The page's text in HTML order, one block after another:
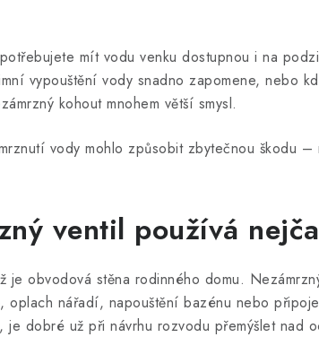
mít vodu venku dostupnou i na
vypouštění vody snadno zapomene, nebo
kohout mnohem větší smysl.
vody mohlo způsobit zbytečnou škodu
ventil používá
je obvodová stěna rodinného domu.
oplach nářadí, napouštění bazénu nebo
je dobré už při návrhu rozvodu přemýšlet nad